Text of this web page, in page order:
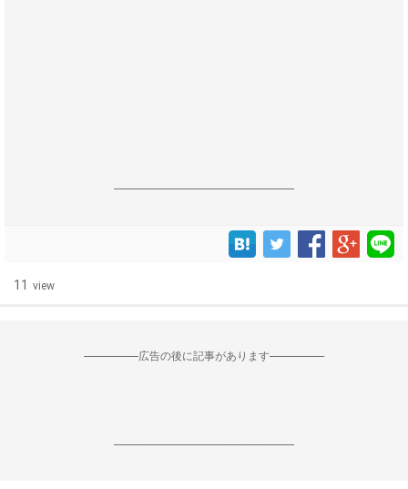
------------------------------------------------------------------
11 view
--------------------広告の後に記事があります--------------------
------------------------------------------------------------------